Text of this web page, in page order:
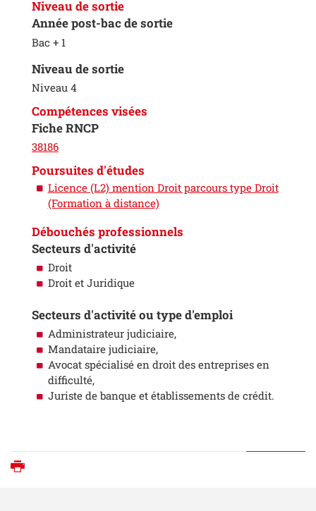
Niveau de sortie
Année post-bac de sortie
Bac + 1
Niveau de sortie
Niveau 4
Compétences visées
Fiche RNCP
38186
Poursuites d'études
Licence (L2) mention Droit parcours type Droit
(Formation à distance)
Débouchés professionnels
Secteurs d'activité
Droit
Droit et Juridique
Secteurs d'activité ou type d'emploi
Administrateur judiciaire,
Mandataire judiciaire,
Avocat spécialisé en droit des entreprises en
difficulté,
Juriste de banque et établissements de crédit.